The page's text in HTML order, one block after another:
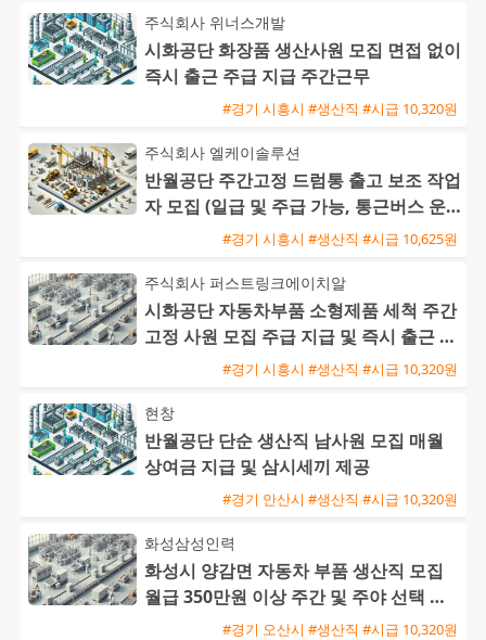
주식회사 위너스개발
시화공단 화장품 생산사원 모집 면접 없이
즉시 출근 주급 지급 주간근무
#경기 시흥시 #생산직 #시급 10,320원
주식회사 엘케이솔루션
반월공단 주간고정 드럼통 출고 보조 작업
자 모집 (일급 및 주급 가능, 통근버스 운
#경기 시흥시 #생산직 #시급 10,625원
주식회사 퍼스트링크에이치알
시화공단 자동차부품 소형제품 세척 주간
고정 사원 모집 주급 지급 및 즉시 출근 가
#경기 시흥시 #생산직 #시급 10,320원
현창
반월공단 단순 생산직 남사원 모집 매월
상여금 지급 및 삼시세끼 제공
#경기 안산시 #생산직 #시급 10,320원
화성삼성인력
화성시 양감면 자동차 부품 생산직 모집
월급 350만원 이상 주간 및 주야 선택 가
능 초보 및 외국인 환영
#경기 오산시 #생산직 #시급 10,320원